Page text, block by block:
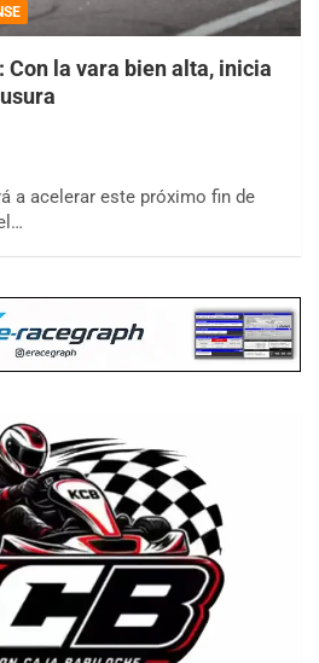
Con la vara bien alta, inicia
a acelerar este próximo fin de